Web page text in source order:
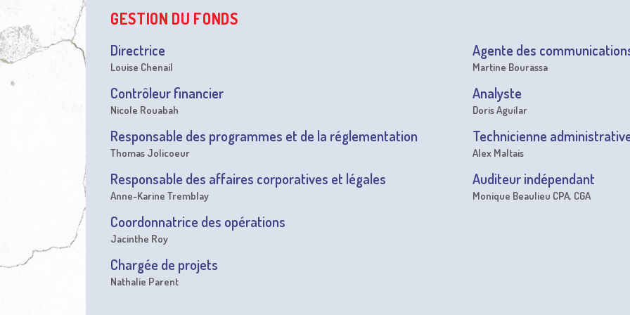
GESTION DU FONDS
Directrice
Louise Chenail
Contrôleur financier
Nicole Rouabah
Responsable des programmes et de la réglementation
Thomas Jolicoeur
Responsable des affaires corporatives et légales
Anne-Karine Tremblay
Coordonnatrice des opérations
Jacinthe Roy
Chargée de projets
Nathalie Parent
Agente des
Martine Bourassa
Analyste
Doris Aguilar
Technicienne
Alex Maltais
Auditeur indépendant
Monique Beaulieu CPA, CGA